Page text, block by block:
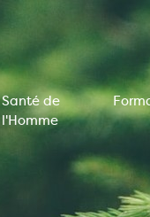
Santé de
l'Homme